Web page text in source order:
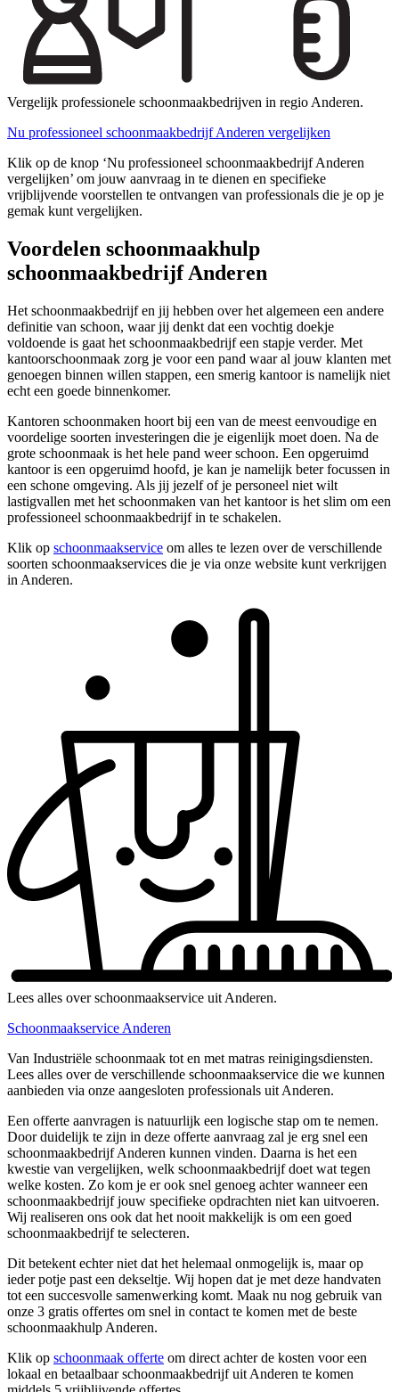
Vergelijk professionele schoonmaakbedrijven in regio Anderen.
Nu professioneel schoonmaakbedrijf Anderen vergelijken
Klik op de knop ‘Nu professioneel schoonmaakbedrijf Anderen
vergelijken’ om jouw aanvraag in te dienen en specifieke
vrijblijvende voorstellen te ontvangen van professionals die je op je
gemak kunt vergelijken.
Voordelen schoonmaakhulp
schoonmaakbedrijf Anderen
Het schoonmaakbedrijf en jij hebben over het algemeen een andere
definitie van schoon, waar jij denkt dat een vochtig doekje
voldoende is gaat het schoonmaakbedrijf een stapje verder. Met
kantoorschoonmaak zorg je voor een pand waar al jouw klanten met
genoegen binnen willen stappen, een smerig kantoor is namelijk niet
echt een goede binnenkomer.
Kantoren schoonmaken hoort bij een van de meest eenvoudige en
voordelige soorten investeringen die je eigenlijk moet doen. Na de
grote schoonmaak is het hele pand weer schoon. Een opgeruimd
kantoor is een opgeruimd hoofd, je kan je namelijk beter focussen in
een schone omgeving. Als jij jezelf of je personeel niet wilt
lastigvallen met het schoonmaken van het kantoor is het slim om een
professioneel schoonmaakbedrijf in te schakelen.
Klik op schoonmaakservice om alles te lezen over de verschillende
soorten schoonmaakservices die je via onze website kunt verkrijgen
in Anderen.
Lees alles over schoonmaakservice uit Anderen.
Schoonmaakservice Anderen
Van Industriële schoonmaak tot en met matras reinigingsdiensten.
Lees alles over de verschillende schoonmaakservice die we kunnen
aanbieden via onze aangesloten professionals uit Anderen.
Een offerte aanvragen is natuurlijk een logische stap om te nemen.
Door duidelijk te zijn in deze offerte aanvraag zal je erg snel een
schoonmaakbedrijf Anderen kunnen vinden. Daarna is het een
kwestie van vergelijken, welk schoonmaakbedrijf doet wat tegen
welke kosten. Zo kom je er ook snel genoeg achter wanneer een
schoonmaakbedrijf jouw specifieke opdrachten niet kan uitvoeren.
Wij realiseren ons ook dat het nooit makkelijk is om een goed
schoonmaakbedrijf te selecteren.
Dit betekent echter niet dat het helemaal onmogelijk is, maar op
ieder potje past een dekseltje. Wij hopen dat je met deze handvaten
tot een succesvolle samenwerking komt. Maak nu nog gebruik van
onze 3 gratis offertes om snel in contact te komen met de beste
schoonmaakhulp Anderen.
Klik op schoonmaak offerte om direct achter de kosten voor een
lokaal en betaalbaar schoonmaakbedrijf uit Anderen te komen